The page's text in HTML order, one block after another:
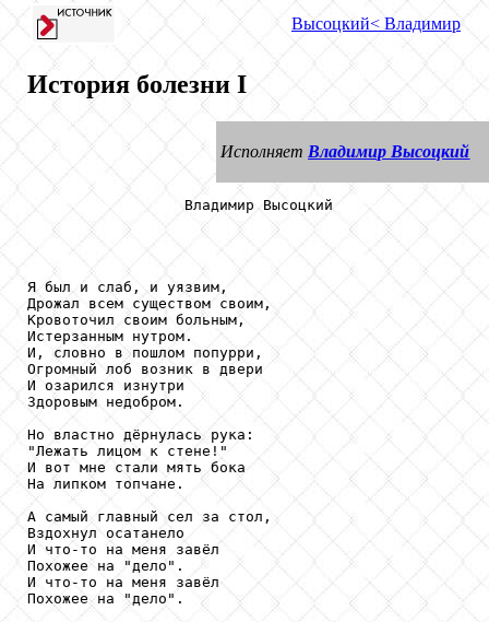
Высоцкий< Владимир
История болезни I
Исполняет Владимир Высоцкий
                  Владимир Высоцкий
Я был и слаб, и уязвим,
Дрожал всем существом своим,
Кровоточил своим больным,
Истерзанным нутром.
И, словно в пошлом попурри,
Огромный лоб возник в двери
И озарился изнутри
Здоровым недобром.
Но властно дёрнулась рука:
"Лежать лицом к стене!"
И вот мне стали мять бока
На липком топчане.
А самый главный сел за стол,
Вздохнул осатанело
И что-то на меня завёл
Похожее на "дело".
И что-то на меня завёл
Похожее на "дело".